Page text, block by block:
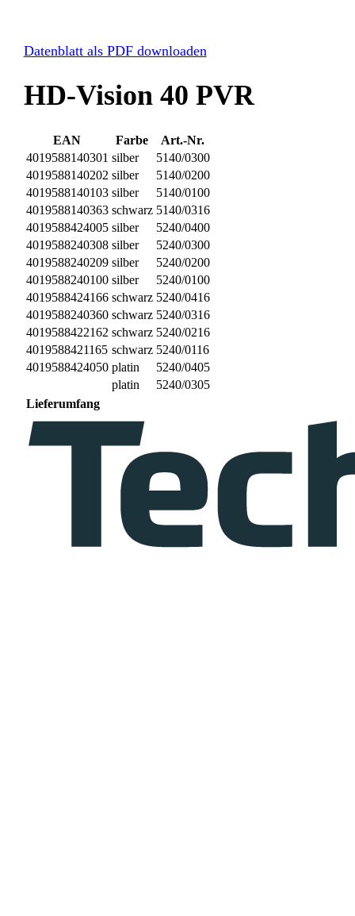
Datenblatt als PDF downloaden
HD-Vision 40 PVR
EAN Farbe
Art.-Nr.
4019588140301 silber
5140/0300
4019588140202 silber
5140/0200
4019588140103 silber
5140/0100
4019588140363 schwarz 5140/0316
4019588424005 silber
5240/0400
4019588240308 silber
5240/0300
4019588240209 silber
5240/0200
4019588240100 silber
5240/0100
4019588424166 schwarz 5240/0416
4019588240360 schwarz 5240/0316
4019588422162 schwarz 5240/0216
4019588421165 schwarz 5240/0116
4019588424050 platin
5240/0405
platin
5240/0305
Lieferumfang